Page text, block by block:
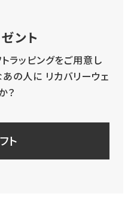
ント
ラッピングをご用意し
の人に リカバリーウェ
？
ト